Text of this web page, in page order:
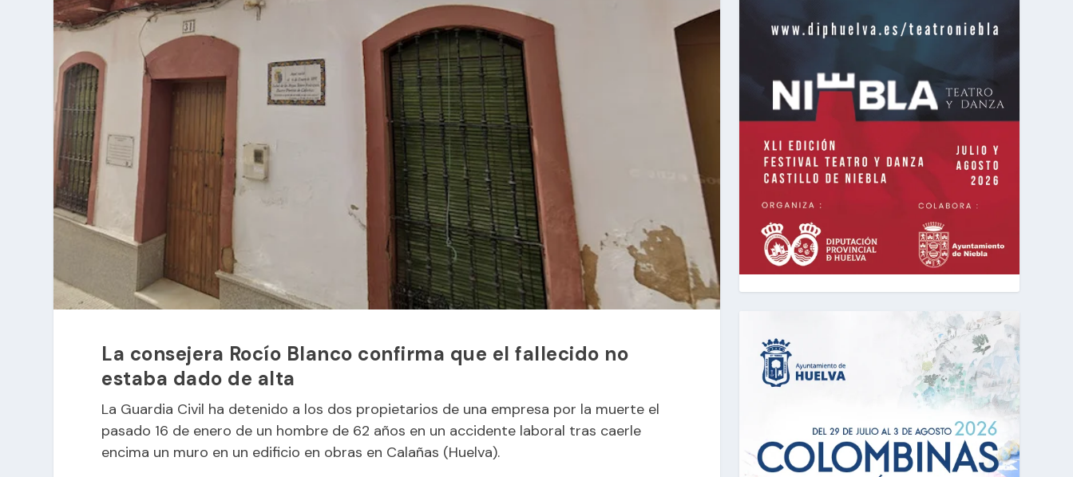
La consejera Rocío Blanco confirma que el fallecido no
estaba dado de alta
La Guardia Civil ha detenido a los dos propietarios de una empresa por la muerte el
pasado 16 de enero de un hombre de 62 años en un accidente laboral tras caerle
encima un muro en un edificio en obras en Calañas (Huelva).